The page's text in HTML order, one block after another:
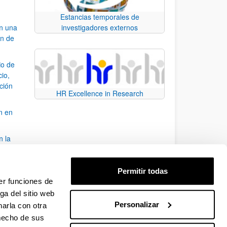
funciones de
del sitio web
con otra
de sus
Permitir todas
Personalizar
una
de
de
en
la
desplazarse.
Estancias temporales de
investigadores externos
HR Excellence in Research